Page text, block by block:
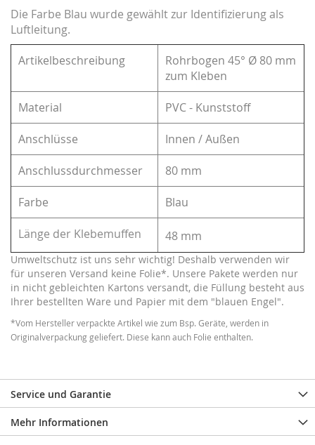
Die Farbe Blau wurde gewählt zur Identifizierung als
Luftleitung.
Artikelbeschreibung
Rohrbogen 45° Ø 80 mm
zum Kleben
Material PVC - Kunststoff
Anschlüsse Innen / Außen
Anschlussdurchmesser 80 mm
Farbe Blau
Länge der Klebemuffen 48 mm
Umweltschutz ist uns sehr wichtig! Deshalb verwenden wir
für unseren Versand keine Folie*. Unsere Pakete werden nur
in nicht gebleichten Kartons versandt, die Füllung besteht aus
Ihrer bestellten Ware und Papier mit dem "blauen Engel".
*Vom Hersteller verpackte Artikel wie zum Bsp. Geräte, werden in
Originalverpackung geliefert. Diese kann auch Folie enthalten.
Service und Garantie
Mehr Informationen